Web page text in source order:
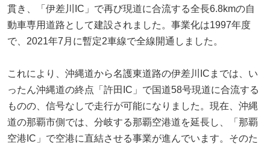
貫き、「伊差川IC」で再び現道に合流する全長6.8kmの自
動車専用道路として建設されました。事業化は1997年度
で、2021年7月に暫定2車線で全線開通しました。
これにより、沖縄道から名護東道路の伊差川ICまでは、い
ったん沖縄道の終点「許田IC」で国道58号現道に合流する
ものの、信号なしで走行が可能になりました。現在、沖縄
道の那覇市側では、分岐する那覇空港道を延長し、「那覇
空港IC」で空港に直結させる事業が進んでいます。そのた